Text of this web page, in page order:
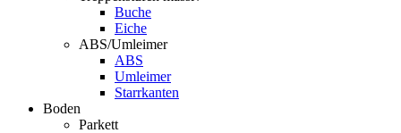
Buche
Eiche
ABS/Umleimer
ABS
Umleimer
Starrkanten
Boden
Parkett